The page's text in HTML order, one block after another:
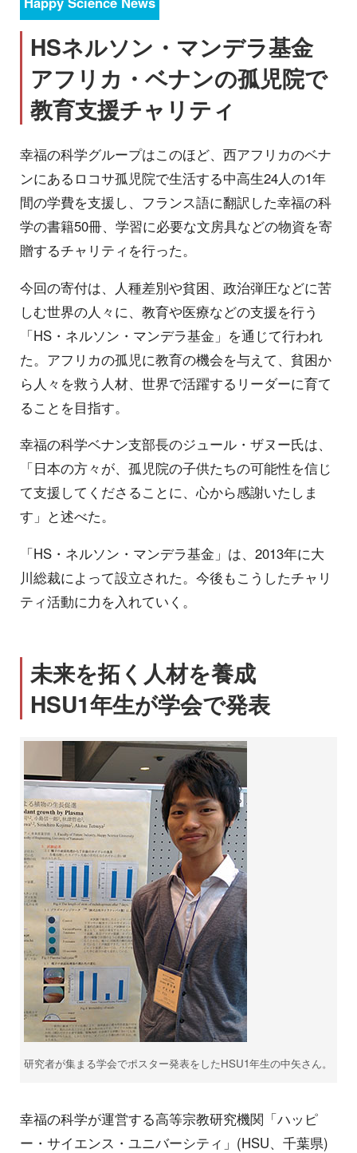
HSネルソン・マンデラ基金
アフリカ・ベナンの孤児院で
教育支援チャリティ
幸福の科学グループはこのほど、西アフリカのベナ
ンにあるロコサ孤児院で生活する中高生24人の1年
間の学費を支援し、フランス語に翻訳した幸福の科
学の書籍50冊、学習に必要な文房具などの物資を寄
贈するチャリティを行った。
今回の寄付は、人種差別や貧困、政治弾圧などに苦
しむ世界の人々に、教育や医療などの支援を行う
「HS・ネルソン・マンデラ基金」を通じて行われ
た。アフリカの孤児に教育の機会を与えて、貧困か
ら人々を救う人材、世界で活躍するリーダーに育て
ることを目指す。
幸福の科学ベナン支部長のジュール・ザヌー氏は、
「日本の方々が、孤児院の子供たちの可能性を信じ
て支援してくださることに、心から感謝いたしま
す」と述べた。
「HS・ネルソン・マンデラ基金」は、2013年に大
川総裁によって設立された。今後もこうしたチャリ
ティ活動に力を入れていく。
未来を拓く人材を養成
HSU1年生が学会で発表
研究者が集まる学会でポスター発表をしたHSU1年生の中矢さん。
幸福の科学が運営する高等宗教研究機関「ハッピ
ー・サイエンス・ユニバーシティ」(HSU、千葉県)